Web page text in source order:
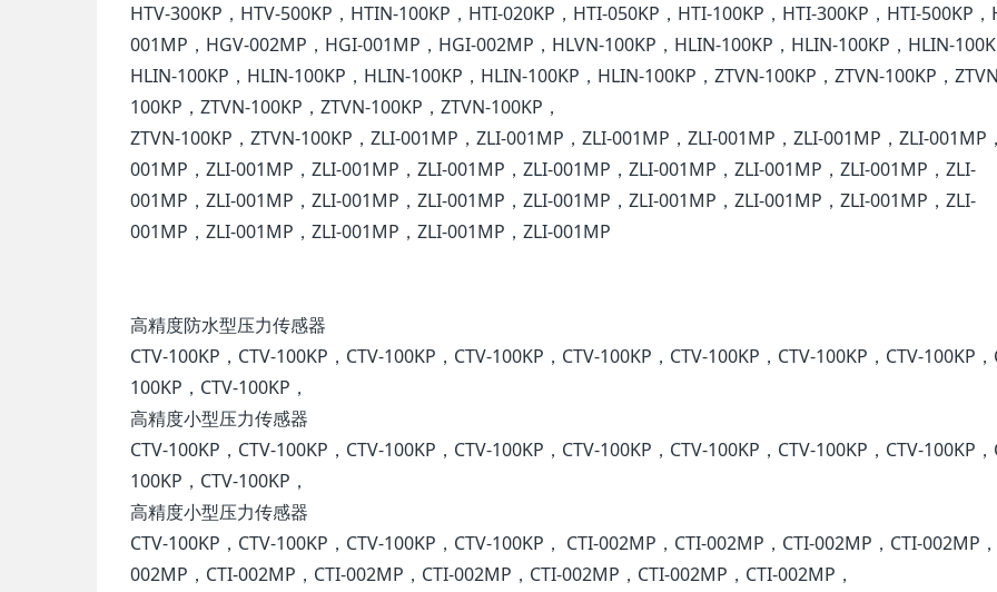
HTV-300KP，HTV-500KP，HTIN-100KP，HTI-020KP，HTI-050KP，HTI-100KP，HTI-300KP，HTI-500KP，
001MP，HGV-002MP，HGI-001MP，HGI-002MP，HLVN-100KP，HLIN-100KP，HLIN-100KP，HLIN-
HLIN-100KP，HLIN-100KP，HLIN-100KP，HLIN-100KP，HLIN-100KP，ZTVN-100KP，ZTVN-100KP，
100KP，ZTVN-100KP，ZTVN-100KP，ZTVN-100KP，
ZTVN-100KP，ZTVN-100KP，ZLI-001MP，ZLI-001MP，ZLI-001MP，ZLI-001MP，ZLI-001MP，ZLI-001MP
001MP，ZLI-001MP，ZLI-001MP，ZLI-001MP，ZLI-001MP，ZLI-001MP，ZLI-001MP，ZLI-001MP，ZLI-
001MP，ZLI-001MP，ZLI-001MP，ZLI-001MP，ZLI-001MP，ZLI-001MP，ZLI-001MP，ZLI-001MP，ZLI-
001MP，ZLI-001MP，ZLI-001MP，ZLI-001MP，ZLI-001MP
高精度防水型压力传感器
CTV-100KP，CTV-100KP，CTV-100KP，CTV-100KP，CTV-100KP，CTV-100KP，CTV-100KP，CTV-100KP，
100KP，CTV-100KP，
高精度小型压力传感器
CTV-100KP，CTV-100KP，CTV-100KP，CTV-100KP，CTV-100KP，CTV-100KP，CTV-100KP，CTV-100KP，
100KP，CTV-100KP，
高精度小型压力传感器
CTV-100KP，CTV-100KP，CTV-100KP，CTV-100KP， CTI-002MP，CTI-002MP，CTI-002MP，CTI-002MP
002MP，CTI-002MP，CTI-002MP，CTI-002MP，CTI-002MP，CTI-002MP，CTI-002MP，